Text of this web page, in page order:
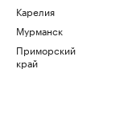
Карелия
Мурманск
Приморский
край